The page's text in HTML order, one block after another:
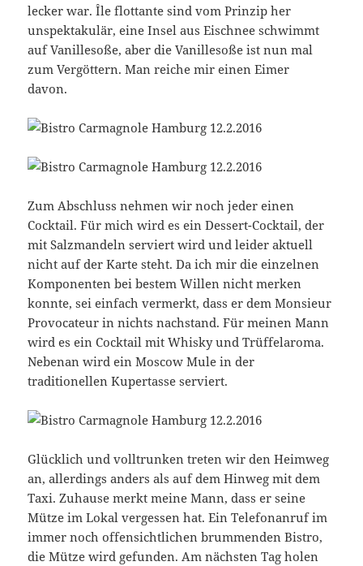
lecker war. Île flottante sind vom Prinzip her
unspektakulär, eine Insel aus Eischnee schwimmt
auf Vanillesoße, aber die Vanillesoße ist nun mal
zum Vergöttern. Man reiche mir einen Eimer
davon.
Zum Abschluss nehmen wir noch jeder einen
Cocktail. Für mich wird es ein Dessert-Cocktail, der
mit Salzmandeln serviert wird und leider aktuell
nicht auf der Karte steht. Da ich mir die einzelnen
Komponenten bei bestem Willen nicht merken
konnte, sei einfach vermerkt, dass er dem Monsieur
Provocateur in nichts nachstand. Für meinen Mann
wird es ein Cocktail mit Whisky und Trüffelaroma.
Nebenan wird ein Moscow Mule in der
traditionellen Kupertasse serviert.
Glücklich und volltrunken treten wir den Heimweg
an, allerdings anders als auf dem Hinweg mit dem
Taxi. Zuhause merkt meine Mann, dass er seine
Mütze im Lokal vergessen hat. Ein Telefonanruf im
immer noch offensichtlichen brummenden Bistro,
die Mütze wird gefunden. Am nächsten Tag holen